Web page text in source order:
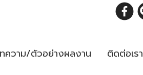
ความ/ตัวอย่างผลงาน ติดต่อเรา